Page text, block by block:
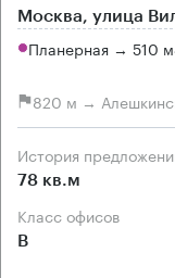
Москва, улица
Планерная → 510 м
820 м →
История
78 кв.м
Класс офисов
B